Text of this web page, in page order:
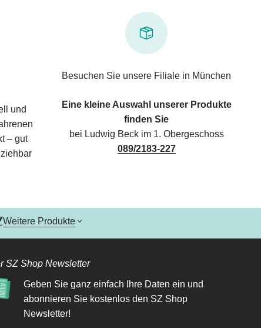
und
– gut
Besuchen Sie unsere Filiale in München
Eine kleine Auswahl unserer Produkte
finden Sie
bei Ludwig Beck im 1. Obergeschoss
089/2183-227
Weitere Produkte
SZ Shop Newsletter
Geben Sie ganz einfach Ihre Daten ein und
abonnieren Sie kostenlos den SZ Shop
Newsletter!